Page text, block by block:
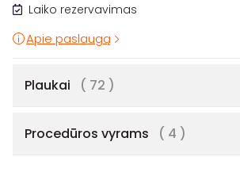
Laiko rezervavimas
Apie paslaugą
Plaukai ( 72 )
Procedūros vyrams ( 4 )